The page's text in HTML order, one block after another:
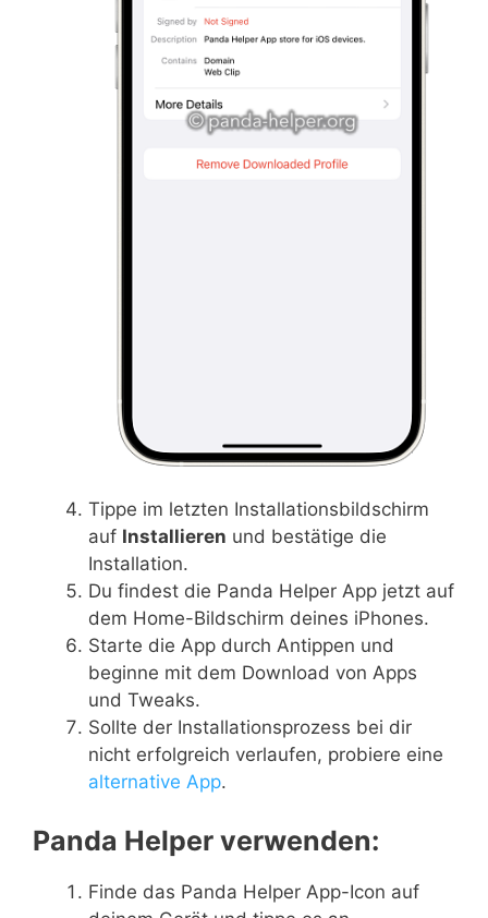
Tippe im letzten Installationsbildschirm
auf Installieren und bestätige die
Installation.
Du findest die Panda Helper App jetzt auf
dem Home-Bildschirm deines iPhones.
Starte die App durch Antippen und
beginne mit dem Download von Apps
und Tweaks.
Sollte der Installationsprozess bei dir
nicht erfolgreich verlaufen, probiere eine
alternative App.
Panda Helper verwenden:
Finde das Panda Helper App-Icon auf